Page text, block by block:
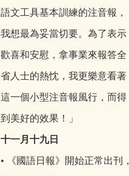
語文工具基本訓練的注音報，
我想最為妥當切要。為了表示
歡喜和安慰，拿事業來報答全
省人士的熱忱，我更樂意看著
這一個小型注音報風行，而得
到美好的效果！」
十一月十九日
• 《國語日報》開始正常出刊，